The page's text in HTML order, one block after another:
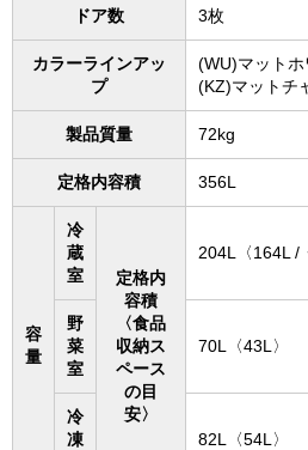
ドア数 3枚
カラーラインアッ
プ
(WU)マットホ
(KZ)マットチ
製品質量 72kg
定格内容積 356L
容
量
冷
蔵
室
定格内
容積
〈食品
収納ス
ペース
の目
安〉
204L〈164L /
野
菜
室
70L〈43L〉
冷
凍
82L〈54L〉